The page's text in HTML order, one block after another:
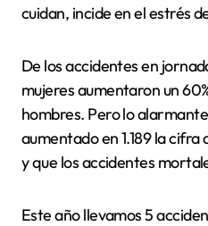
cuidan, incide en el estrés
De los accidentes en
mujeres aumentaron un
hombres. Pero lo
aumentado en 1.189 la
y que los accidentes
Este año llevamos 5